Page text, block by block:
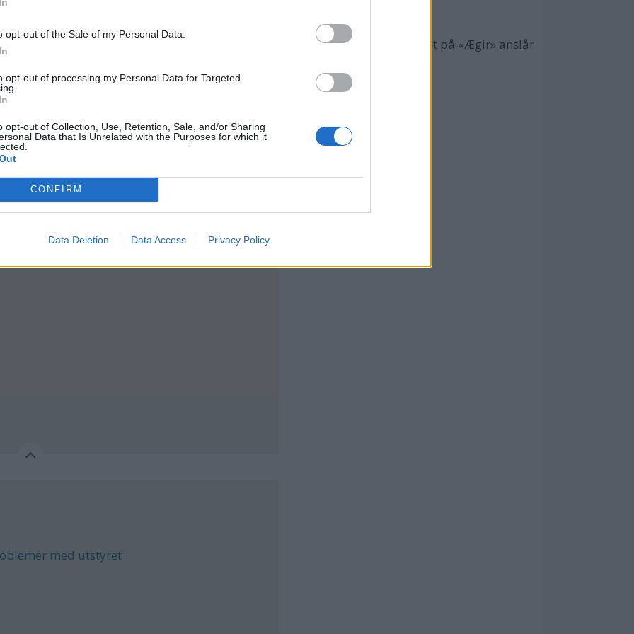
opt-out of the Sale of my Personal Data.
opt-out of processing my Personal Data for Targeted
opt-out of Collection, Use, Retention, Sale, and/or Sharing
Data that Is Unrelated with the Purposes for which it
CONFIRM
Data Deletion Data Access Privacy Policy
baugen reiste seg, og til slutt sank båten i løpet av natten. Mannskapet på «Ægir» anslår
dyp, og det er usikkert om båten vil bli hevet for gransking.
med utstyret